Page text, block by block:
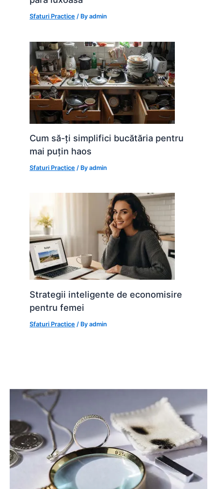
Sfaturi Practice / Byadmin
Cum să-ți simplifici bucătăria pentru
mai puțin haos
Sfaturi Practice / Byadmin
Strategii inteligente de economisire
pentru femei
Sfaturi Practice / Byadmin